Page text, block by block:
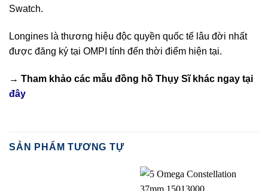
Swatch.
Longines là thương hiệu độc quyền quốc tế lâu đời nhất
được đăng ký tại OMPI tính đến thời điểm hiện tại.
→ Tham khảo các mẫu đồng hồ Thụy Sĩkhác ngay tại
đây
SẢN PHẨM TƯƠNG TỰ